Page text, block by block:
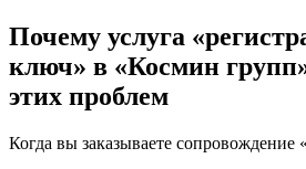
Почему услуга
ключ» в «Космин
этих проблем
Когда вы заказываете сопровождение